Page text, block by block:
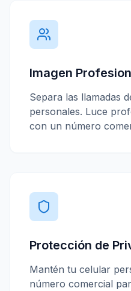
Imagen
Separa las llamadas
personales. Luce
con un número
Protección de
Mantén tu celular
número comercial